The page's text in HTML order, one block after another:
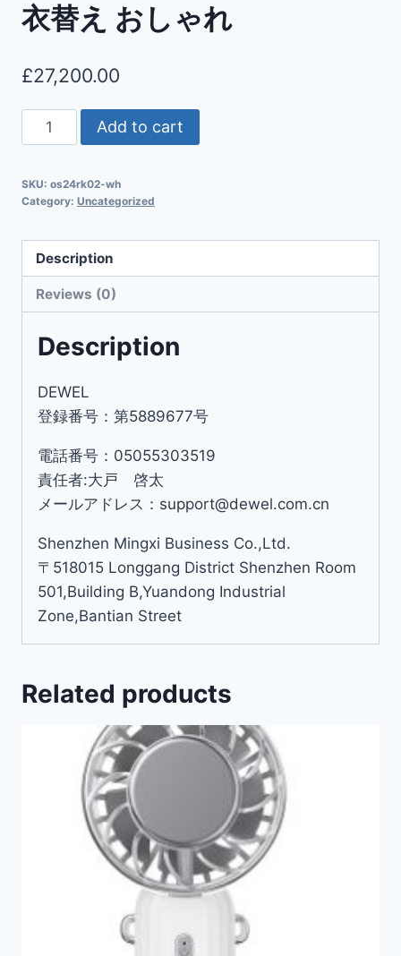
衣替え おしゃれ
£27,200.00
Add to cart
SKU: os24rk02-wh
Category: Uncategorized
Description
Reviews (0)
Description
DEWEL
登録番号：第5889677号
電話番号：05055303519
責任者:大戸 啓太
メールアドレス：support@dewel.com.cn
Shenzhen Mingxi Business Co.,Ltd.
〒518015 Longgang District Shenzhen Room
501,Building B,Yuandong Industrial
Zone,Bantian Street
Related products